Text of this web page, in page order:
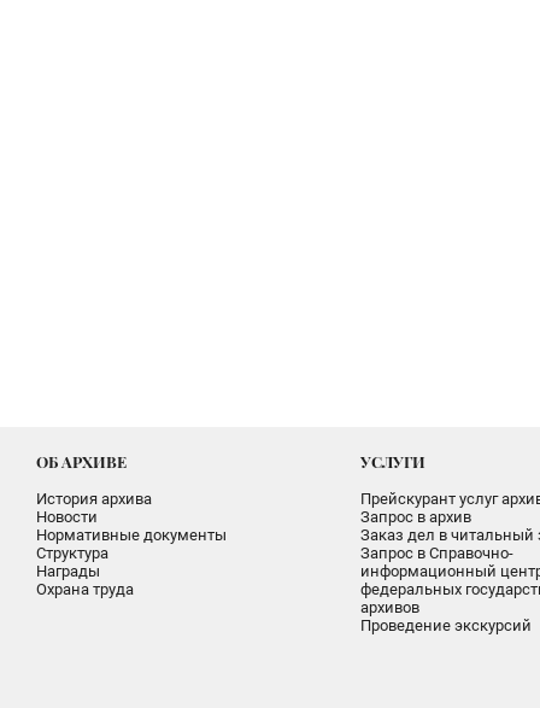
ОБ АРХИВЕ
История архива
Новости
Нормативные документы
Структура
Награды
Охрана труда
УСЛУГИ
Прейскурант услуг
Запрос в архив
Заказ дел в читальный
Запрос в Справочно-
информационный
федеральных
архивов
Проведение экскурсий